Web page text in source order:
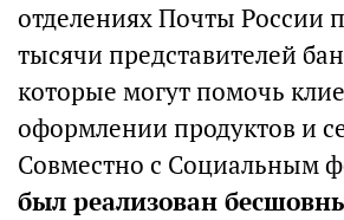
отделениях Почты России
тысячи представителей
которые могут помочь
оформлении продуктов и
Совместно с Социальным
был реализован